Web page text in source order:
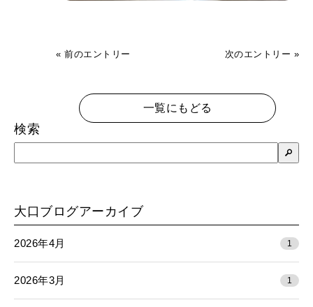
« 前のエントリー 次のエントリー »
一覧にもどる
検索
検
大口ブログアーカイブ
2026年4月 1
2026年3月 1